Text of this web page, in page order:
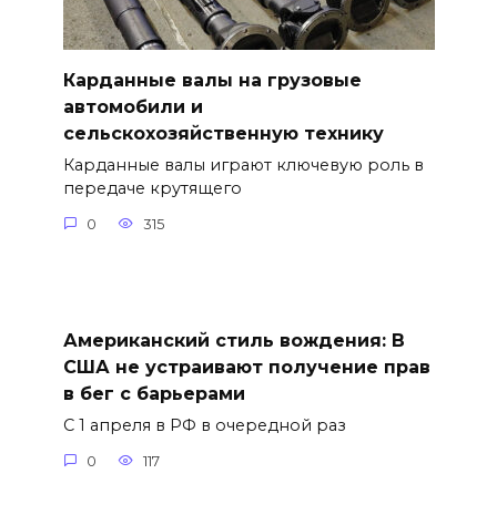
Карданные валы на грузовые
автомобили и
сельскохозяйственную технику
Карданные валы играют ключевую роль в
передаче крутящего
0 315
Американский стиль вождения: В
США не устраивают получение прав
в бег с барьерами
С 1 апреля в РФ в очередной раз
0 117